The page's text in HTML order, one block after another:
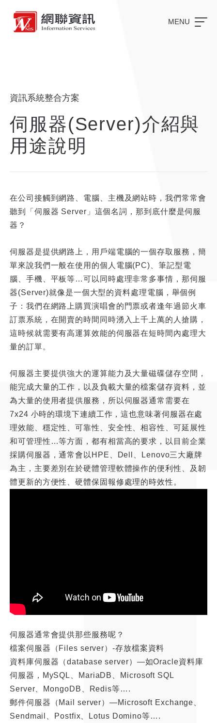
MENU
資訊系統整合方案
伺服器(Server)介紹與
用途說明
在公司接觸到網路、電腦、主機及網站時，我們常常會
聽到「伺服器 Server」這個名詞，那到底什麼是伺服
器？
伺服器是提供網路上，用戶端電腦的一個存取服務，簡
單來說我們一般在使用的個人電腦(PC)、筆記型電
腦、手機、平板等…可以同時處理非常多事情，那伺服
器(Server)就像是一個大型的資料處理電腦，舉個例
子：我們在網路上購買演唱會的門票或者逢年過節火車
訂票系統，在開賣的時間同時湧入上千上萬的人搶購，
這時候就需要有高運算效能的伺服器在短時間內處理大
量的訂單。
伺服器主要提供強大的運算能力及大量磁碟儲存空間，
能完成大量的工作，以及負載大量的檔案儲存資料，並
為大量的使用者提供服務，所以伺服器通常需要在
7x24 小時的環境下連續工作，這也意味著伺服器在處
理效能、穩定性、可靠性、安全性、相容性、可延展性
和可管理性…等方面，都有相當高的要求，以目前企業
採購伺服器，通常會以HPE、Dell、Lenovo三大廠牌
為主，主要差別在於硬體管理軟體操作的便利性、及韌
體更新的方便性、硬體保固報修處理的時效性。
伺服器通常會提供那些服務呢？
檔案伺服器（Files server）-存放檔案資料
資料庫伺服器（database server）—如Oracle資料庫
伺服器，MySQL、MariaDB、Microsoft SQL
Server、MongoDB、Redis等….
郵件伺服器（Mail server）—Microsoft Exchange、
Sendmail、Postfix、Lotus Domino等….